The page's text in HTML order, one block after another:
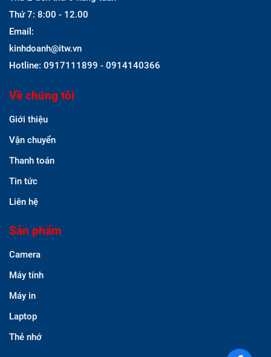
Thứ 7: 8:00 - 12.00
Email:
kinhdoanh@itw.vn
Hotline: 0917111899 - 0914140366
Về chúng tôi
Giới thiệu
Vận chuyển
Thanh toán
Tin tức
Liên hệ
Sản phẩm
Camera
Máy tính
Máy in
Laptop
Thẻ nhớ